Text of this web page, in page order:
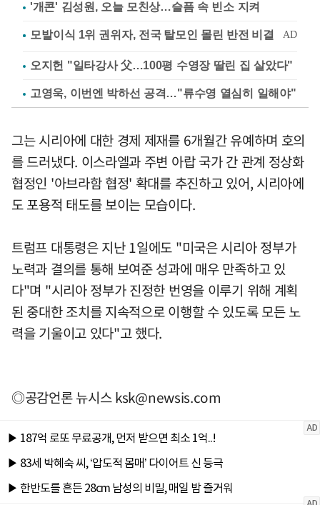
'개콘' 김성원, 오늘 모친상…슬픔 속 빈소 지켜
오지헌 "일타강사 父…100평 수영장 딸린 집 살았다"
고영욱, 이번엔 박하선 공격…"류수영 열심히 일해야"
그는 시리아에 대한 경제 제재를 6개월간 유예하며 호의
를 드러냈다. 이스라엘과 주변 아랍 국가 간 관계 정상화
협정인 '아브라함 협정' 확대를 추진하고 있어, 시리아에
도 포용적 태도를 보이는 모습이다.
트럼프 대통령은 지난 1일에도 "미국은 시리아 정부가
노력과 결의를 통해 보여준 성과에 매우 만족하고 있
다"며 "시리아 정부가 진정한 번영을 이루기 위해 계획
된 중대한 조치를 지속적으로 이행할 수 있도록 모든 노
력을 기울이고 있다"고 했다.
◎공감언론 뉴시스ksk@newsis.com